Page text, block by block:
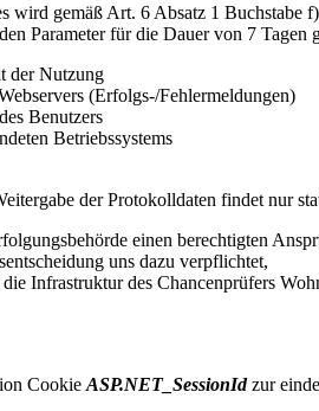
wird gemäß Art. 6 Absatz 1
Parameter für die Dauer von 7 Tagen
der Nutzung
(Erfolgs-/Fehlermeldungen)
Benutzers
Betriebssystems
der Protokolldaten findet nur
einen berechtigten
uns dazu verpflichtet,
Infrastruktur des Chancenprüfers
Cookie ASP.NET_SessionIdzur